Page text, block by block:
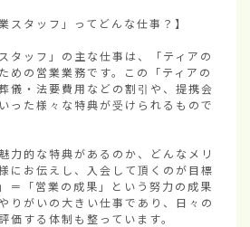
スタッフ」ってどんな仕事？】
タッフ」の主な仕事は、「ティアの
めの営業業務です。この「ティアの
儀・法要費用などの割引や、提携会
った様々な特典が受けられるもので
力的な特典があるのか、どんなメリ
にお伝えし、入会して頂くのが目標
＝「営業の成果」という努力の成果
りがいの大きい仕事であり、日々の
価する体制も整っています。